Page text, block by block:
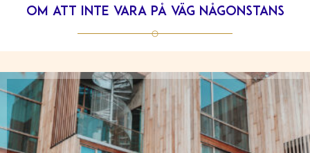
Om att inte vara på väg någonstans